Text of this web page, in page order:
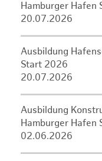
Hamburger Hafen
20.07.2026
Ausbildung
Start 2026
20.07.2026
Ausbildung
Hamburger Hafen
02.06.2026